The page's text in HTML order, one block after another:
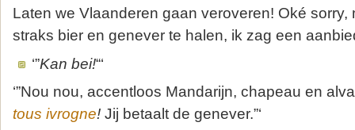
Laten we Vlaanderen gaan veroveren! Oké sorry,
straks bier en genever te halen, ik zag een
‘”Kan bei!“‘
‘”Nou nou, accentloos Mandarijn, chapeau en
tous ivrogne! Jij betaalt de genever.”‘